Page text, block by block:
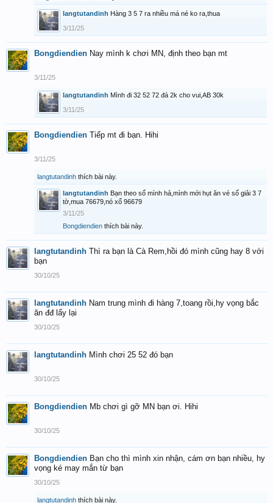
langtutandinh Hàng 3 5 7 ra nhiều má né ko ra,thua
3/11/25
Bongdiendien Nay mình k chơi MN, định theo bạn mt
3/11/25
langtutandinh Mình đi 32 52 72 đá 2k cho vui,AB 30k
3/11/25
Bongdiendien Tiếp mt đi bạn. Hihi
3/11/25
langtutandinh thích bài này.
langtutandinh Bạn theo số mình hả,mình mới hụt ăn vé số giải 3 7
tờ,mua 76679,nó xổ 96679
3/11/25
Bongdiendien thích bài này.
langtutandinh Thì ra bạn là Cà Rem,hồi đó mình cũng hay 8 với
bạn
30/10/25
langtutandinh Nam trung mình đi hàng 7,toang rồi,hy vọng bắc
ăn đđ lấy lại
30/10/25
langtutandinh Mình chơi 25 52 đó bạn
30/10/25
Bongdiendien Mb chơi gì gỡ MN bạn ơi. Hihi
30/10/25
Bongdiendien Bạn cho thì mình xin nhận, cám ơn bạn nhiều, hy
vọng ké may mắn từ bạn
30/10/25
langtutandinh thích bài này.